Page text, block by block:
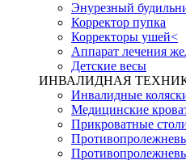
Энурезный
Корректор пупка
Корректоры ушей<
Аппарат лечения
Детские весы
ИНВАЛИДНАЯ
Инвалидные
Медицинские
Прикроватные